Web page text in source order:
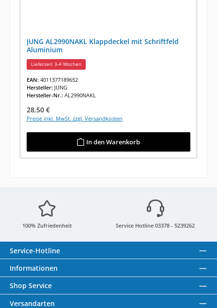
JUNG AL2990NAKL Klappdeckel mit Schriftfeld
Aluminium
Lieferzeit 3-4 Wochen
EAN: 4011377189652
Hersteller: JUNG
Hersteller-Nr.: AL2990NAKL
Regulärer Preis:
28,50 €
Preise inkl. MwSt. zzgl. Versandkosten
In den Warenkorb
100% Zufriedenheit Service Hotline 03378 - 5239262
Service-Hotline
Informationen
Shop Service
Versandarten